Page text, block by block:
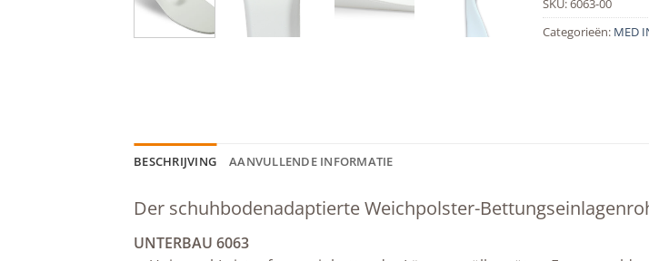
SKU:6063-00
Categorieën: MED
BESCHRIJVING AANVULLENDE INFORMATIE
Der schuhbodenadaptierte Weichpolster-
UNTERBAU 6063